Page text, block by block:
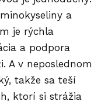
a
je rýchla
a podpora
A v neposlednom
takže sa teší
ktorí si strážia